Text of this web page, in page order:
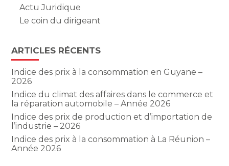
Actu Juridique
Le coin du dirigeant
ARTICLES RÉCENTS
Indice des prix à la consommation en Guyane –
2026
Indice du climat des affaires dans le commerce et
la réparation automobile – Année 2026
Indice des prix de production et d’importation de
l’industrie – 2026
Indice des prix à la consommation à La Réunion –
Année 2026